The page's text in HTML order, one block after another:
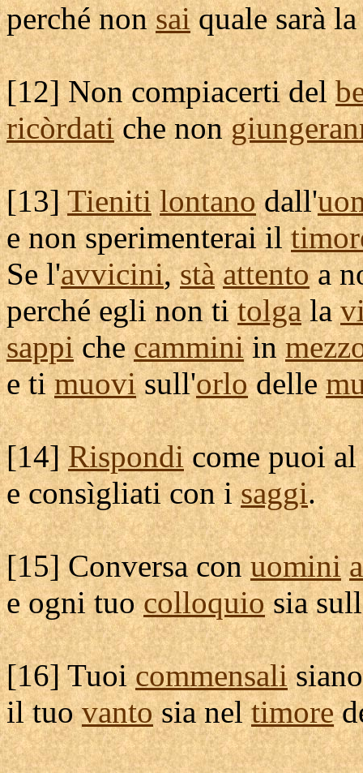
perché nonsaiquale sarà
[12] Noncompiacertidel
ricòrdatiche non
[13]Tieniti lontanodall'
e nonsperimenteraiil
Se l'avvicini,stà attentoa
perché egli non titolgala
sappichecamminiin
e timuovisull'orlodelle
[14]Rispondicome puoi
econsìgliaticon isaggi.
[15]Conversaconuomini
e ogni tuocolloquiosia
[16] Tuoicommensali
il tuovantosia neltimore